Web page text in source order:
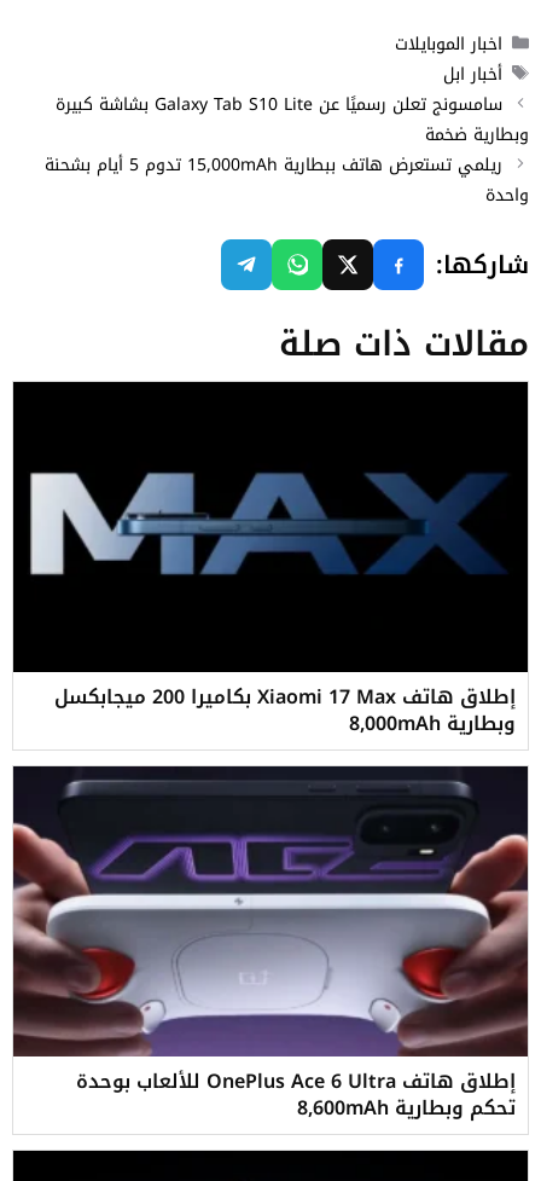
التصنيفات
اخبار الموبايلات
الوسوم
أخبار ابل
سامسونج تعلن رسميًا عن Galaxy Tab S10 Lite بشاشة كبيرة
وبطارية ضخمة
ريلمي تستعرض هاتف ببطارية 15,000mAh تدوم 5 أيام بشحنة
واحدة
شاركها:
مقالات ذات صلة
إطلاق هاتف Xiaomi 17 Max بكاميرا 200 ميجابكسل
وبطارية 8,000mAh
إطلاق هاتف OnePlus Ace 6 Ultra للألعاب بوحدة
تحكم وبطارية 8,600mAh